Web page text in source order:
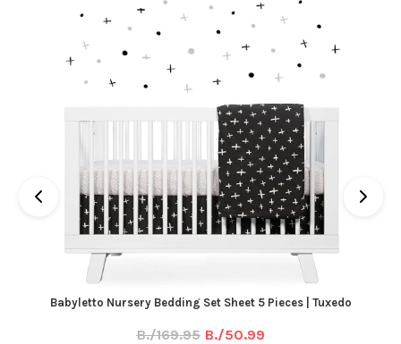
Babyletto Nursery Bedding Set Sheet 5 Pieces | Tuxedo
B./169.95 B./50.99